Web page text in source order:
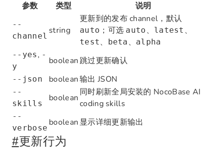
参数 类型 说明
--
channel
string
更新到的发布 channel，默认
auto ；可选 auto 、 latest 、
test 、 beta 、
alpha
--yes , -
y
boolean跳过更新确认
--json boolean输出 JSON
--
skills
boolean
同时刷新全局安装的 NocoBase AI
coding skills
--
verbose
boolean显示详细更新输出
#更新行为